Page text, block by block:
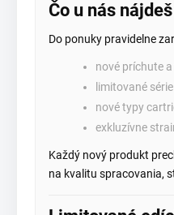
Čo u nás
Do ponuky pravidelne
nové príchute
limitované
nové typy
exkluzívne
Každý nový produkt
na kvalitu spracovania,